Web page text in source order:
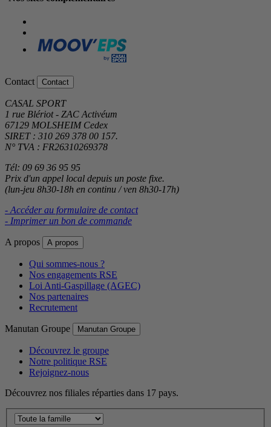
Contact Contact
CASAL SPORT
1 rue Blériot - ZAC Activéum
67129 MOLSHEIM Cedex
SIRET : 310 269 378 00 157.
N° TVA : FR26310269378
Tél: 09 69 36 95 95
Prix d'un appel local depuis un poste fixe.
(lun-jeu 8h30-18h en continu / ven 8h30-17h)
- Accéder au formulaire de contact
- Imprimer un bon de commande
A propos A propos
Qui sommes-nous ?
Nos engagements RSE
Loi Anti-Gaspillage (AGEC)
Nos partenaires
Recrutement
Manutan Groupe Manutan Groupe
Découvrez le groupe
Notre politique RSE
Rejoignez-nous
Découvrez nos filiales réparties dans 17 pays.